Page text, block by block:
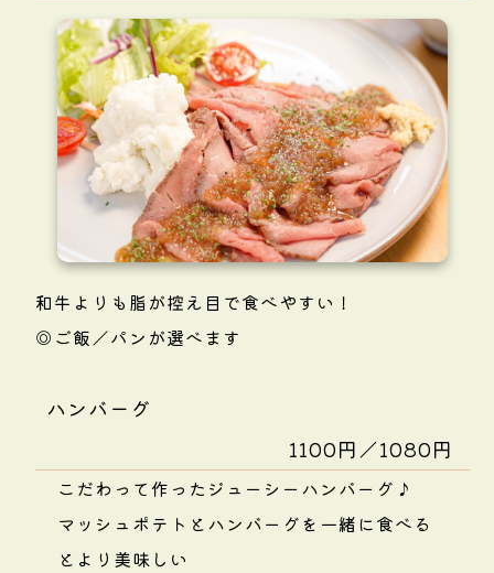
和牛よりも脂が控え目で食べやすい！
◎ご飯／パンが選べます
ハンバーグ
1100円／1080円
こだわって作ったジューシーハンバーグ♪
マッシュポテトとハンバーグを一緒に食べる
とより美味しい